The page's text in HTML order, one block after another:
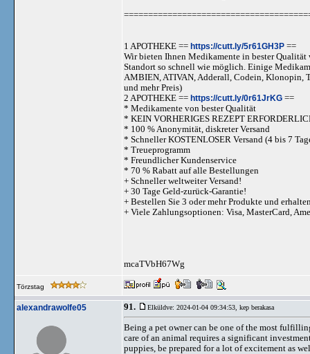
1 APOTHEKE == https://cutt.ly/5r61GH3P ==
Wir bieten Ihnen Medikamente in bester
Standort so schnell wie möglich. Einige
AMBIEN, ATIVAN, Adderall, Codein, Klonopin,
und mehr Preis)
2 APOTHEKE == https://cutt.ly/0r61JrKG ==
* Medikamente von bester Qualität
* KEIN VORHERIGES REZEPT
* 100 % Anonymität, diskreter Versand
* Schneller KOSTENLOSER Versand (4 bis 7
* Treueprogramm
* Freundlicher Kundenservice
* 70 % Rabatt auf alle Bestellungen
+ Schneller weltweiter Versand!
+ 30 Tage Geld-zurück-Garantie!
+ Bestellen Sie 3 oder mehr Produkte und
+ Viele Zahlungsoptionen: Visa, MasterCard,
mcaTVbH67Wg
Törzstag
alexandrawolfe05 91. Elküldve: 2024-01-04 09:34:53, kep berakasa
Being a pet owner can be one of the most
care of an animal requires a significant
puppies, be prepared for a lot of excitement as